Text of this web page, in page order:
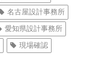
名古屋設計事務所
愛知県設計事務所
現場確認